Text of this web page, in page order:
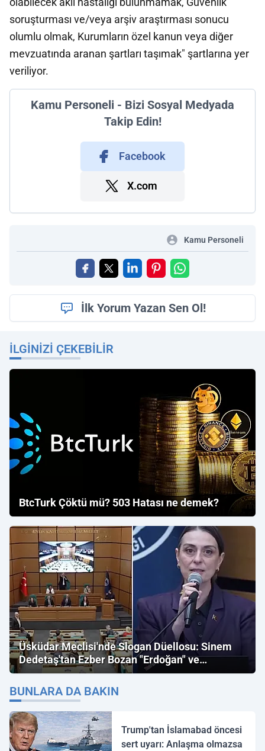
soruşturması ve/veya arşiv araştırması sonucu
olumlu olmak, Kurumların özel kanun veya diğer
mevzuatında aranan şartları taşımak" şartlarına yer
veriliyor.
Kamu Personeli - Bizi Sosyal Medyada
Takip Edin!
Facebook
X.com
Kamu Personeli
İlk Yorum Yazan Sen Ol!
İLGINIZI ÇEKEBILIR
BtcTurk Çöktü mü? 503 Hatası ne demek?
Üsküdar Meclisi'nde Slogan Düellosu: Sinem
Dedetaş'tan Ezber Bozan "Erdoğan" ve
"İmamoğlu" Çıkışı!
BUNLARA DA BAKIN
Trump'tan İslamabad öncesi
sert uyarı: Anlaşma olmazsa